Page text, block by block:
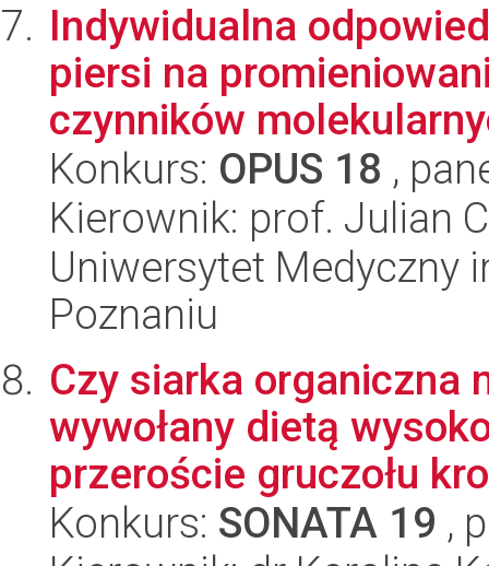
Indywidualna
piersi na
czynników
Konkurs: OPUS 18 ,
Kierownik: prof. Julian
Uniwersytet Medyczny
Poznaniu
Czy siarka organiczna
wywołany dietą
przeroście gruczołu
Konkurs: SONATA 19 ,